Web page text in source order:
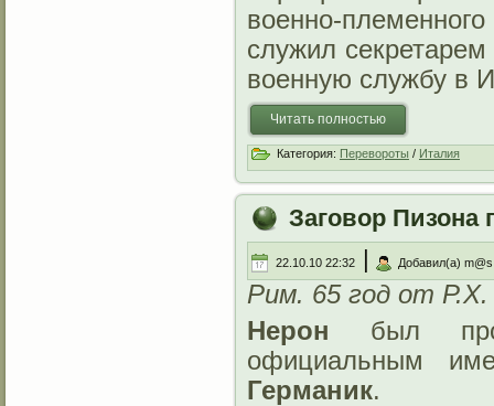
служил
военную службу в
Читать полностью
Категория: Перевороты / Италия
Заговор Пизона
22.10.10 22:32 | Добавил(а) m@s
Рим. 65 год от Р.Х.
Нерон был
официальным
Германик.